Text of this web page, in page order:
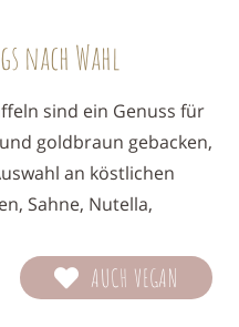
nach Wahl
sind ein Genuss für
goldbraun gebacken,
an köstlichen
Sahne, Nutella,
AUCH VEGAN